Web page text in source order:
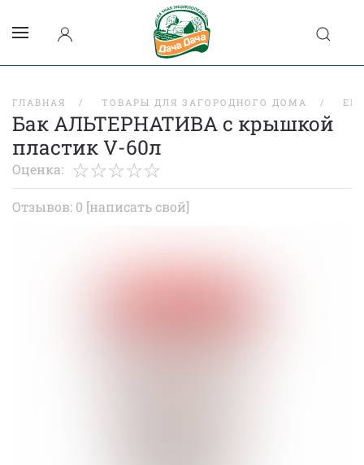
ГЛАВНАЯ ТОВАРЫ ДЛЯ ЗАГОРОДНОГО ДОМА
Бак АЛЬТЕРНАТИВА с крышкой
пластик V-60л
Оценка:
Отзывов: 0 [написать свой]